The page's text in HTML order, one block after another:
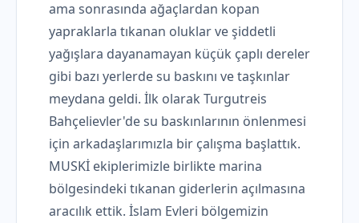
ama sonrasında ağaçlardan kopan
yapraklarla tıkanan oluklar ve şiddetli
yağışlara dayanamayan küçük çaplı dereler
gibi bazı yerlerde su baskını ve taşkınlar
meydana geldi. İlk olarak Turgutreis
Bahçelievler'de su baskınlarının önlenmesi
için arkadaşlarımızla bir çalışma başlattık.
MUSKİ ekiplerimizle birlikte marina
bölgesindeki tıkanan giderlerin açılmasına
aracılık ettik. İslam Evleri bölgemizin